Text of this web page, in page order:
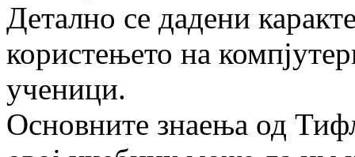
Детално се дадени
користењето на
ученици.
Основните знаења од